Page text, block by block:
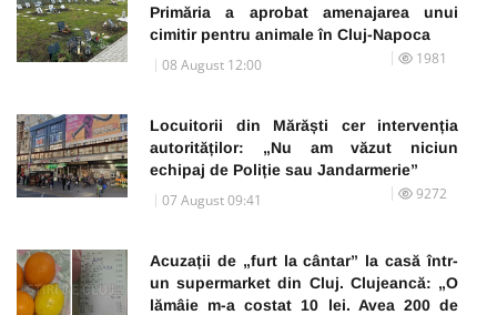
Primăria a aprobat amenajarea unui
cimitir pentru animale în Cluj-Napoca
08 August 12:00 1981
Locuitorii din Mărăști cer intervenția
autorităților: „Nu am văzut niciun
echipaj de Poliție sau Jandarmerie”
07 August 09:41 9272
Acuzații de „furt la cântar” la casă într-
un supermarket din Cluj. Clujeancă: „O
lămâie m-a costat 10 lei. Avea 200 de